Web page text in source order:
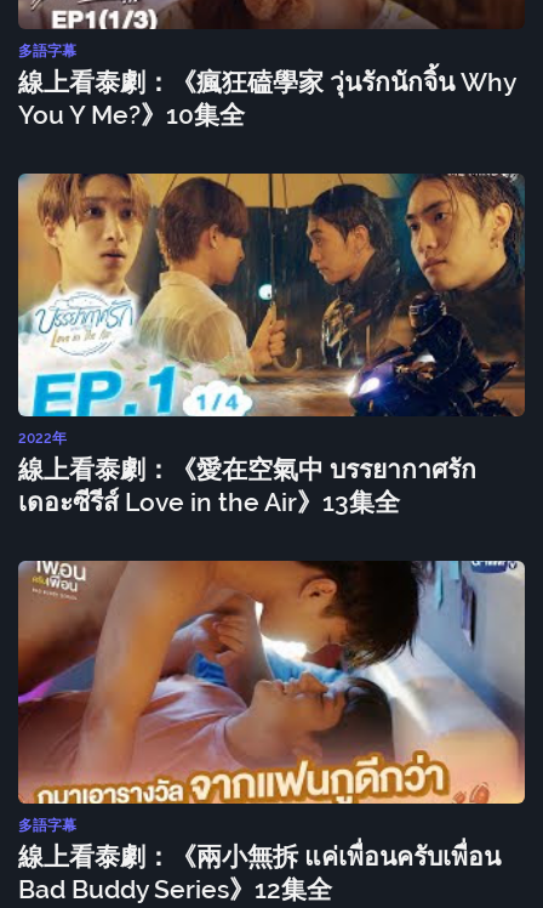
多語字幕
線上看泰劇：《瘋狂磕學家 วุ่นรักนักจิ้น Why
You Y Me?》10集全
2022年
線上看泰劇：《愛在空氣中 บรรยากาศรัก
เดอะซีรีส์ Love in the Air》13集全
多語字幕
線上看泰劇：《兩小無拆 แค่เพื่อนครับเพื่อน
Bad Buddy Series》12集全